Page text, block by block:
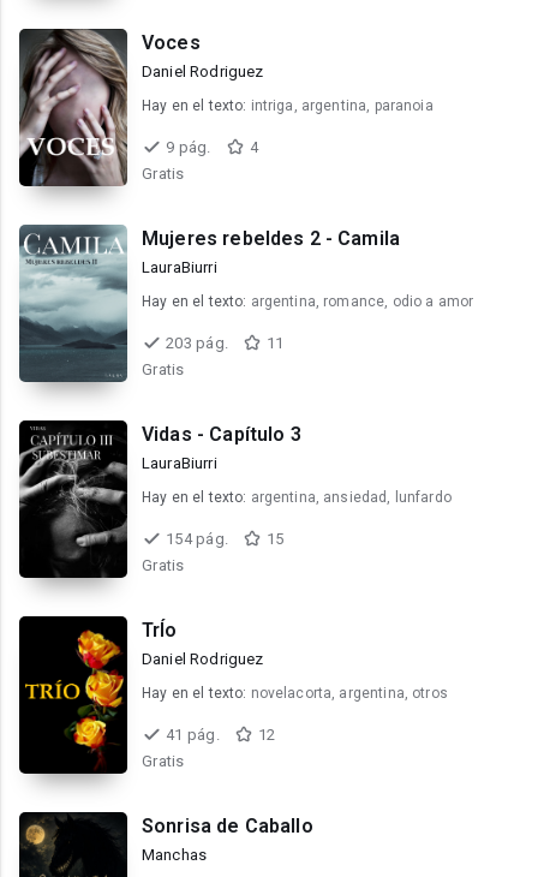
Voces
Daniel Rodriguez
Hay en el texto: intriga, argentina, paranoia
9 pág.
4
Gratis
Mujeres rebeldes 2 - Camila
LauraBiurri
Hay en el texto: argentina, romance, odio a amor
203 pág.
11
Gratis
Vidas - Capítulo 3
LauraBiurri
Hay en el texto: argentina, ansiedad, lunfardo
154 pág.
15
Gratis
TrÍo
Daniel Rodriguez
Hay en el texto: novelacorta, argentina, otros
41 pág.
12
Gratis
Sonrisa de Caballo
Manchas